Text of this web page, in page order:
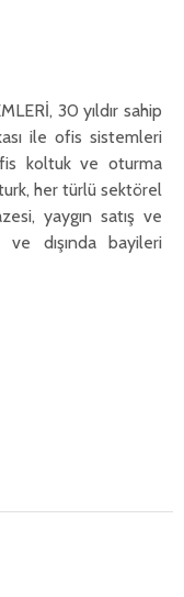
30 yıldır sahip
ile ofis sistemleri
koltuk ve oturma
her türlü sektörel
yaygın satış ve
dışında bayileri